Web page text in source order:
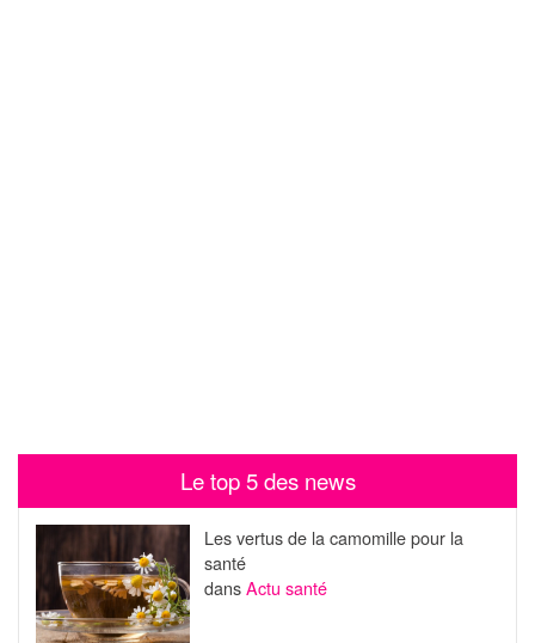
Le top 5 des news
Les vertus de la camomille pour la
santé
dansActu santé